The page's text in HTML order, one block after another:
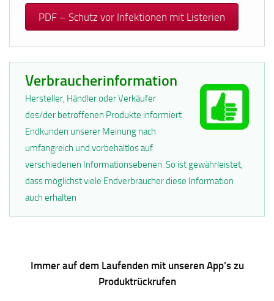
PDF – Schutz vor Infektionen mit Listerien
Verbraucherinformation
Hersteller, Händler oder Verkäufer
des/der betroffenen Produkte informiert
Endkunden unserer Meinung nach
umfangreich und vorbehaltlos auf
verschiedenen Informationsebenen. So ist gewährleistet,
dass möglichst viele Endverbraucher diese Information
auch erhalten
Immer auf dem Laufenden mit unseren App’s zu
Produktrückrufen